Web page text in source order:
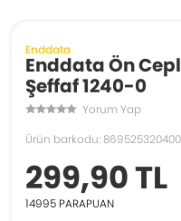
Enddata
Enddata Ön
Şeffaf 1240-0
Yorum Yap
Ürün barkodu:
299,90 TL
14995 PARAPUAN